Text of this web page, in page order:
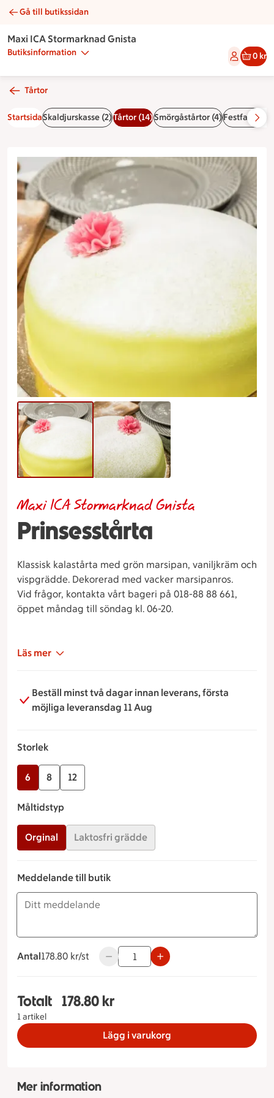
Prinsesstårta | Catering Maxi ICA Stormarknad Gnista
Gå till butikssidan
Maxi ICA Stormarknad Gnista
Butiksinformation 0 kr
Tårtor
StartsidaSkaldjurskasse (2)Tårtor (14)Smörgåstårtor (4)Festfat &
Prinsesstårta
Maxi ICA Stormarknad Gnista
Klassisk kalastårta med grön marsipan, vaniljkräm och
vispgrädde. Dekorerad med vacker marsipanros.
Vid frågor, kontakta vårt bageri på 018-88 88 661,
öppet måndag till söndag kl. 06-20.
Läs mer
Beställ minst två dagar innan leverans, första
möjliga leveransdag 11 Aug
Storlek
6 8 12
Måltidstyp
Orginal Laktosfri grädde
Meddelande till butik
Antal
178.80 kronor styck
178.80 kr/st Använd knapparna för att minska
Totalt
1 artikel
Totalt 1 stycken Prinsesstårta Storlek 6,
178.80 kr
Lägg i varukorg
Mer information